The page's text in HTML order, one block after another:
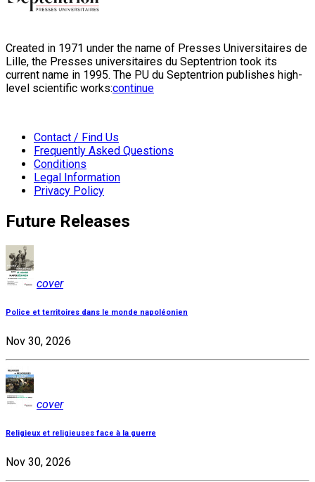
Created in 1971 under the name of Presses Universitaires de
Lille, the Presses universitaires du Septentrion took its
current name in 1995. The PU du Septentrion publishes high-
level scientific works:continue
Contact / Find Us
Frequently Asked Questions
Conditions
Legal Information
Privacy Policy
Future Releases
cover
Police et territoires dans le monde napoléonien
Nov 30, 2026
cover
Religieux et religieuses face à la guerre
Nov 30, 2026